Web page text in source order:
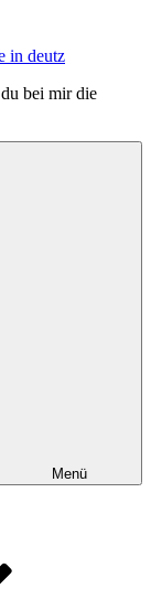
in deutz
bei mir die
Menü